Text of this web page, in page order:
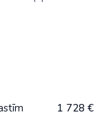
1 728 €